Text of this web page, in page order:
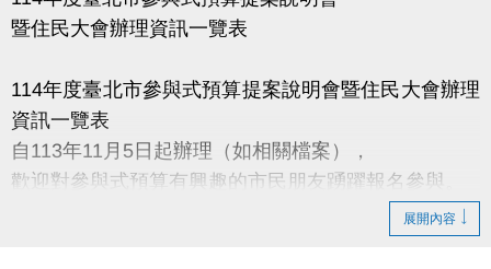
暨住民大會辦理資訊一覽表
114年度臺北市參與式預算提案說明會暨住民大會辦理
資訊一覽表
自113年11月5日起辦理（如相關檔案），
歡迎對參與式預算有興趣的市民朋友踴躍報名參與。
聽114年度臺北市參與式預算提案說明會按我
展開內容